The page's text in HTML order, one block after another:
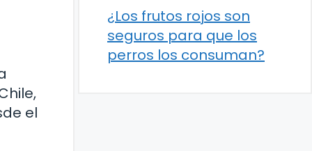
el
¿Los frutos rojos son
seguros para que los
perros los consuman?